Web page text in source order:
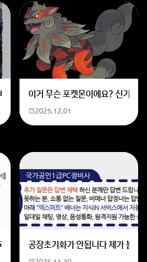
행 마법 저격 여자 기억하기로는 위의 내
이거 무슨 포켓몬이에요? 신기하
2025.12.01
주세요공장초기화가 안됩니다 제가 볼륨